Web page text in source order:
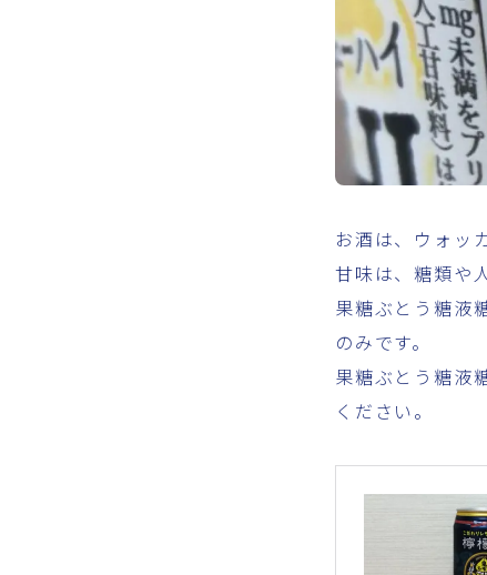
お酒は、ウォッ
甘味は、糖類や
果糖ぶとう糖液
のみです。
果糖ぶとう糖液
ください。